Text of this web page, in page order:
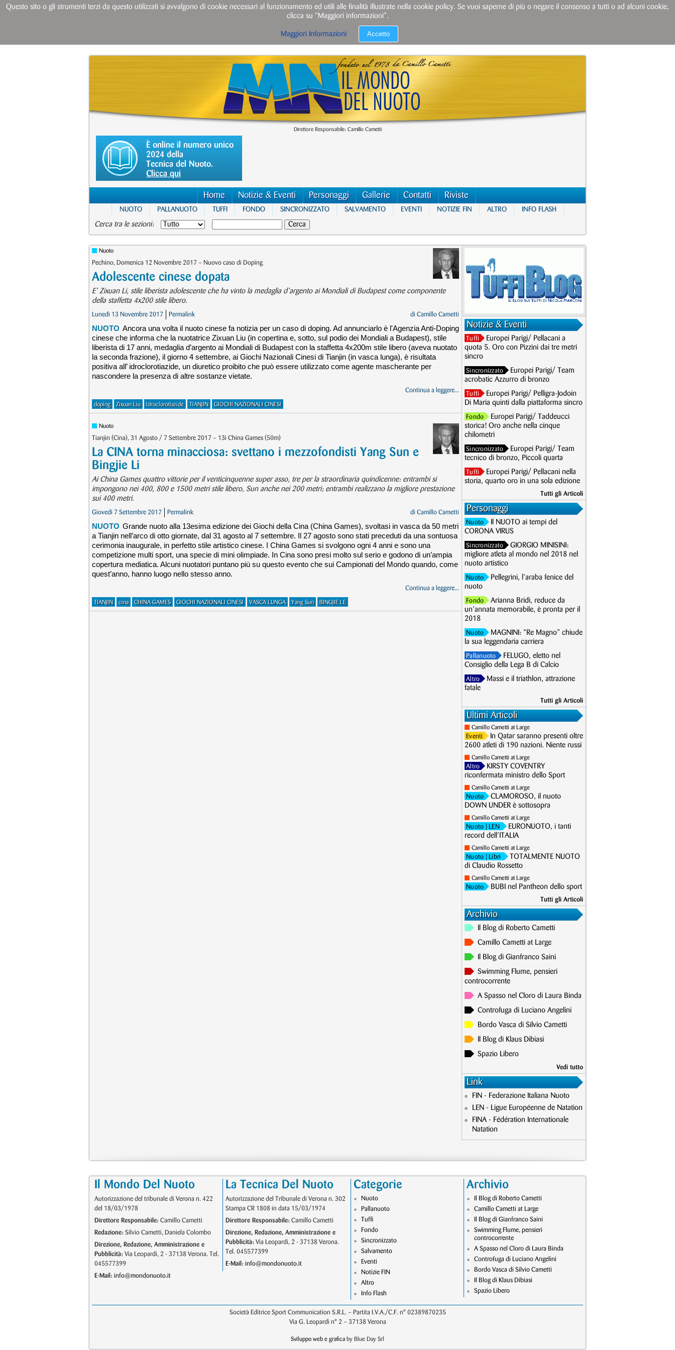
Direttore Responsabile: Camillo Cametti
È online il numero unico
2024 della
Tecnica del Nuoto.
Clicca qui
Home Notizie & Eventi Personaggi Gallerie Contatti Riviste
NUOTO PALLANUOTO TUFFI FONDO SINCRONIZZATO SALVAMENTO EVENTI NOTIZIE FIN ALTRO INFO FLASH
Cerca tra le sezioni:
Nuoto
Pechino, Domenica 12 Novembre 2017 – Nuovo caso di Doping
Adolescente cinese dopata
E’ Zixuan Li, stile liberista adolescente che ha vinto la medaglia d’argento ai Mondiali di Budapest come componente
della staffetta 4x200 stile libero.
Lunedì 13 Novembre 2017 Permalink di Camillo Cametti
NUOTO Ancora una volta il nuoto cinese fa notizia per un caso di doping. Ad annunciarlo è l'Agenzia Anti-Doping
cinese che informa che la nuotatrice Zixuan Liu (in copertina e, sotto, sul podio dei Mondiali a Budapest), stile
liberista di 17 anni, medaglia d’argento ai Mondiali di Budapest con la staffetta 4x200m stile libero (aveva nuotato
la seconda frazione), il giorno 4 settembre, ai Giochi Nazionali Cinesi di Tianjin (in vasca lunga), è risultata
positiva all’ idroclorotiazide, un diuretico proibito che può essere utilizzato come agente mascherante per
nascondere la presenza di altre sostanze vietate.
Continua a leggere...
doping Zixuan Liu Idroclorotiazide TIANJIN GIOCHI NAZIONALI CINESI
Nuoto
Tianjin (Cina), 31 Agosto / 7 Settembre 2017 – 13i China Games (50m)
La CINA torna minacciosa: svettano i mezzofondisti Yang Sun e
Bingjie Li
Ai China Games quattro vittorie per il venticinquenne super asso, tre per la straordinaria quindicenne: entrambi si
impongono nei 400, 800 e 1500 metri stile libero, Sun anche nei 200 metri; entrambi realizzano la migliore prestazione
sui 400 metri.
Giovedì 7 Settembre 2017 Permalink di Camillo Cametti
NUOTO Grande nuoto alla 13esima edizione dei Giochi della Cina (China Games), svoltasi in vasca da 50 metri
a Tianjin nell’arco di otto giornate, dal 31 agosto al 7 settembre. Il 27 agosto sono stati preceduti da una sontuosa
cerimonia inaugurale, in perfetto stile artistico cinese. I China Games si svolgono ogni 4 anni e sono una
competizione multi sport, una specie di mini olimpiade. In Cina sono presi molto sul serio e godono di un’ampia
copertura mediatica. Alcuni nuotatori puntano più su questo evento che sui Campionati del Mondo quando, come
quest’anno, hanno luogo nello stesso anno.
Continua a leggere...
TIANJIN cina CHINA GAMES GIOCHI NAZIONALI CINESI VASCA LUNGA Yang Sun BINGJIE LE
Notizie & Eventi
Tuffi
Europei Parigi/ Pellacani a
quota 5. Oro con Pizzini dai tre metri
sincro
Sincronizzato
Europei Parigi/ Team
acrobatic Azzurro di bronzo
Tuffi
Europei Parigi/ Pelligra-Jodoin
Di Maria quinti dalla piattaforma sincro
Fondo
Europei Parigi/ Taddeucci
storica! Oro anche nella cinque
chilometri
Sincronizzato
Europei Parigi/ Team
tecnico di bronzo, Piccoli quarta
Tuffi
Europei Parigi/ Pellacani nella
storia, quarto oro in una sola edizione
Tutti gli Articoli
Personaggi
Nuoto
Il NUOTO ai tempi del
CORONA VIRUS
Sincronizzato
GIORGIO MINISINI:
migliore atleta al mondo nel 2018 nel
nuoto artistico
Nuoto
Pellegrini, l’araba fenice del
nuoto
Fondo
Arianna Bridi, reduce da
un’annata memorabile, è pronta per il
2018
Nuoto
MAGNINI: “Re Magno” chiude
la sua leggendaria carriera
Pallanuoto
FELUGO, eletto nel
Consiglio della Lega B di Calcio
Altro
Massi e il triathlon, attrazione
fatale
Tutti gli Articoli
Ultimi Articoli
Camillo Cametti at Large
Eventi
In Qatar saranno presenti oltre
2600 atleti di 190 nazioni. Niente russi
Camillo Cametti at Large
Altro
KIRSTY COVENTRY
riconfermata ministro dello Sport
Camillo Cametti at Large
Nuoto
CLAMOROSO, il nuoto
DOWN UNDER è sottosopra
Camillo Cametti at Large
Nuoto | LEN
EURONUOTO, i tanti
record dell’ITALIA
Camillo Cametti at Large
Nuoto | Libri
TOTALMENTE NUOTO
di Claudio Rossetto
Camillo Cametti at Large
Nuoto BUBI nel Pantheon dello sport
Tutti gli Articoli
Archivio
Il Blog di Roberto Cametti
Camillo Cametti at Large
Il Blog di Gianfranco Saini
Swimming Flume, pensieri
controcorrente
A Spasso nel Cloro di Laura Binda
Controfuga di Luciano Angelini
Bordo Vasca di Silvio Cametti
Il Blog di Klaus Dibiasi
Spazio Libero
Vedi tutto
Link
FIN - Federazione Italiana Nuoto
LEN - Ligue Européenne de Natation
FINA - Fédération Internationale
Natation
Il Mondo Del Nuoto
Autorizzazione del tribunale di Verona n. 422
del 18/03/1978
Direttore Responsabile: Camillo Cametti
Redazione: Silvio Cametti, Daniela Colombo
Direzione, Redazione, Amministrazione e
Pubblicità: Via Leopardi, 2 - 37138 Verona. Tel.
045577399
E-Mail: info@mondonuoto.it
La Tecnica Del Nuoto
Autorizzazione del Tribunale di Verona n. 302
Stampa CR 1808 in data 15/03/1974
Direttore Responsabile: Camillo Cametti
Direzione, Redazione, Amministrazione e
Pubblicità: Via Leopardi, 2 - 37138 Verona.
Tel. 045577399
E-Mail: info@mondonuoto.it
Categorie
Nuoto
Pallanuoto
Tuffi
Fondo
Sincronizzato
Salvamento
Eventi
Notizie FIN
Altro
Info Flash
Archivio
Il Blog di Roberto Cametti
Camillo Cametti at Large
Il Blog di Gianfranco Saini
Swimming Flume, pensieri
controcorrente
A Spasso nel Cloro di Laura Binda
Controfuga di Luciano Angelini
Bordo Vasca di Silvio Cametti
Il Blog di Klaus Dibiasi
Spazio Libero
Società Editrice Sport Communication S.R.L. – Partita I.V.A./C.F. n° 02389870235
Via G. Leopardi n° 2 – 37138 Verona
Sviluppo web e grafica by Blue Day Srl
Questo sito o gli strumenti terzi da questo utilizzati si avvalgono di cookie necessari al funzionamento ed utili alle finalità illustrate nella cookie policy. Se vuoi saperne di più o negare il consenso a tutti o ad alcuni cookie,
clicca su "Maggiori informazioni”.
Maggiori Informazioni Accetto